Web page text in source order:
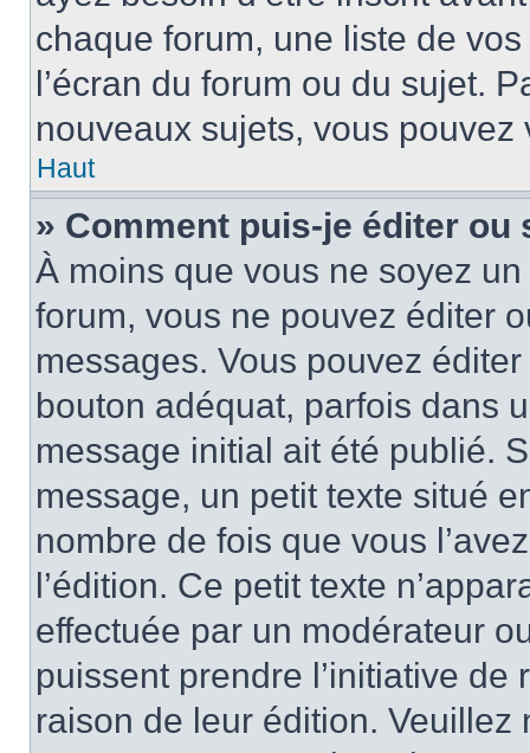
chaque forum, une liste de
l’écran du forum ou du sujet.
nouveaux sujets, vous
Haut
» Comment puis-je éditer
À moins que vous ne soyez
forum, vous ne pouvez éditer
messages. Vous pouvez
bouton adéquat, parfois dans
message initial ait été publié.
message, un petit texte situé
nombre de fois que vous
l’édition. Ce petit texte
effectuée par un modérateur
puissent prendre l’initiative
raison de leur édition.